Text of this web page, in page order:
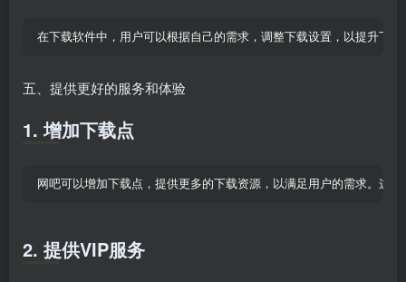
在下载软件中，用户可以根据自己的需求，调整下载设置，以提升下
五、提供更好的服务和体验
1. 增加下载点
网吧可以增加下载点，提供更多的下载资源，以满足用户的需求。这
2. 提供VIP服务